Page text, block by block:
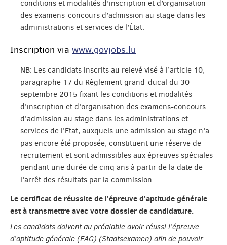
conditions et modalités d’inscription et d’organisation
des examens-concours d’admission au stage dans les
administrations et services de l’État.
Inscription via www.govjobs.lu
NB: Les candidats inscrits au relevé visé à l’article 10,
paragraphe 17 du Règlement grand-ducal du 30
septembre 2015 fixant les conditions et modalités
d'inscription et d'organisation des examens-concours
d'admission au stage dans les administrations et
services de l'Etat, auxquels une admission au stage n’a
pas encore été proposée, constituent une réserve de
recrutement et sont admissibles aux épreuves spéciales
pendant une durée de cinq ans à partir de la date de
l’arrêt des résultats par la commission.
Le certificat de réussite de l'épreuve d'aptitude générale
est à transmettre avec votre dossier de candidature.
Les candidats doivent au préalable avoir réussi l’épreuve
d’aptitude générale (EAG) (Staatsexamen) afin de pouvoir